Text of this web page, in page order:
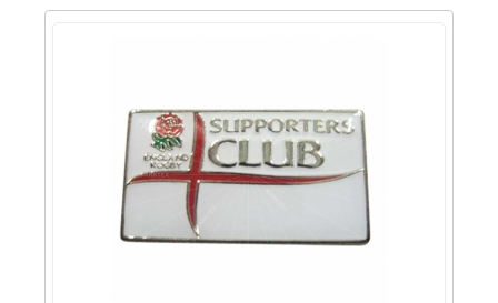
オリジナル徽章 (2)